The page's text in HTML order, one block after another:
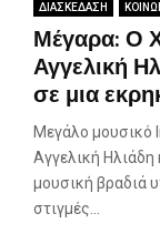
ΔΙΑΣΚΕΔΑΣΗ
Μέγαρα: Ο
Αγγελική
σε μια
Μεγάλο μουσικό
Αγγελική
μουσική βραδιά
στιγμές...